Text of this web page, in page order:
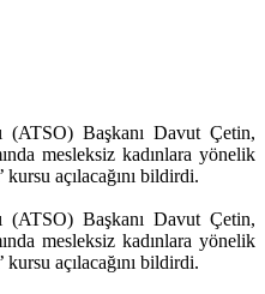
(ATSO) Başkanı Davut Çetin,
mesleksiz kadınlara yönelik
açılacağını bildirdi.
(ATSO) Başkanı Davut Çetin,
mesleksiz kadınlara yönelik
açılacağını bildirdi.